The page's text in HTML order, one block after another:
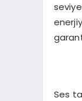
Ses